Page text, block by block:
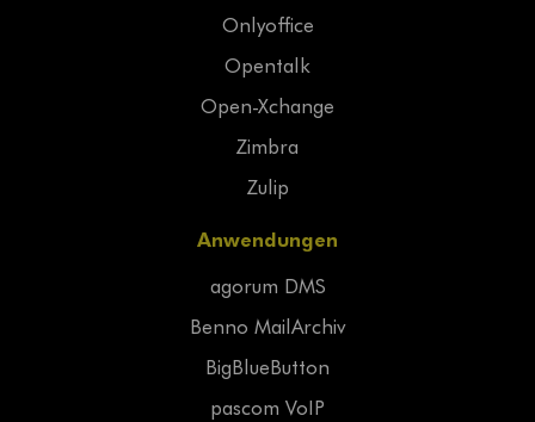
Onlyoffice
Opentalk
Open-Xchange
Zimbra
Zulip
Anwendungen
agorum DMS
Benno MailArchiv
BigBlueButton
pascom VoIP